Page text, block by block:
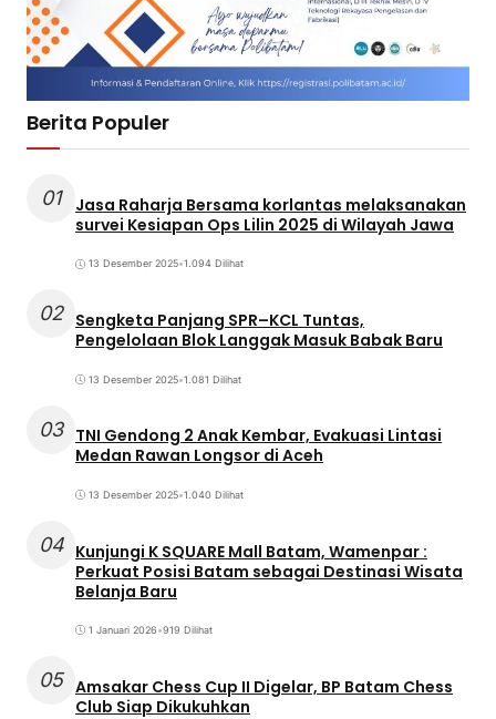
Berita Populer
01
Jasa Raharja Bersama korlantas melaksanakan
survei Kesiapan Ops Lilin 2025 di Wilayah Jawa
13 Desember 2025•1.094 Dilihat
02 Sengketa Panjang SPR–KCL Tuntas,
Pengelolaan Blok Langgak Masuk Babak Baru
13 Desember 2025•1.081 Dilihat
03 TNI Gendong 2 Anak Kembar, Evakuasi Lintasi
Medan Rawan Longsor di Aceh
13 Desember 2025•1.040 Dilihat
04 Kunjungi K SQUARE Mall Batam, Wamenpar :
Perkuat Posisi Batam sebagai Destinasi Wisata
Belanja Baru
1 Januari 2026•919 Dilihat
05 Amsakar Chess Cup II Digelar, BP Batam Chess
Club Siap Dikukuhkan